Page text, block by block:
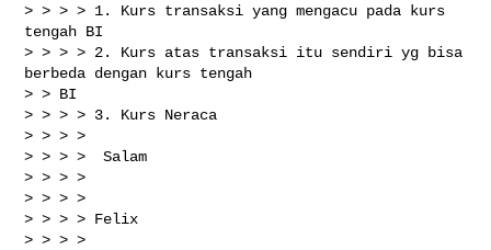
> > > > 1. Kurs transaksi yang mengacu pada kurs
tengah BI
> > > > 2. Kurs atas transaksi itu sendiri yg bisa
berbeda dengan kurs tengah
> > BI
> > > > 3. Kurs Neraca
> > > >
> > > >  Salam
> > > >
> > > >
> > > > Felix
> > > >